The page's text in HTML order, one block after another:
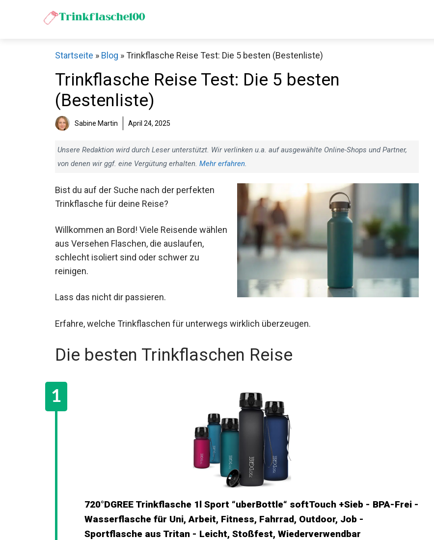
Startseite » Blog »Trinkflasche Reise Test: Die 5 besten (Bestenliste)
Trinkflasche Reise Test: Die 5 besten
(Bestenliste)
Sabine Martin April 24, 2025
Unsere Redaktion wird durch Leser unterstützt. Wir verlinken u.a. auf ausgewählte Online-Shops und Partner,
von denen wir ggf. eine Vergütung erhalten. Mehr erfahren.
Bist du auf der Suche nach der perfekten
Trinkflasche für deine Reise?
Willkommen an Bord! Viele Reisende wählen
aus Versehen Flaschen, die auslaufen,
schlecht isoliert sind oder schwer zu
reinigen.
Lass das nicht dir passieren.
Erfahre, welche Trinkflaschen für unterwegs wirklich überzeugen.
Die besten Trinkflaschen Reise
720°DGREE Trinkflasche 1l Sport “uberBottle“ softTouch +Sieb - BPA-Frei -
Wasserflasche für Uni, Arbeit, Fitness, Fahrrad, Outdoor, Job -
Sportflasche aus Tritan - Leicht, Stoßfest, Wiederverwendbar